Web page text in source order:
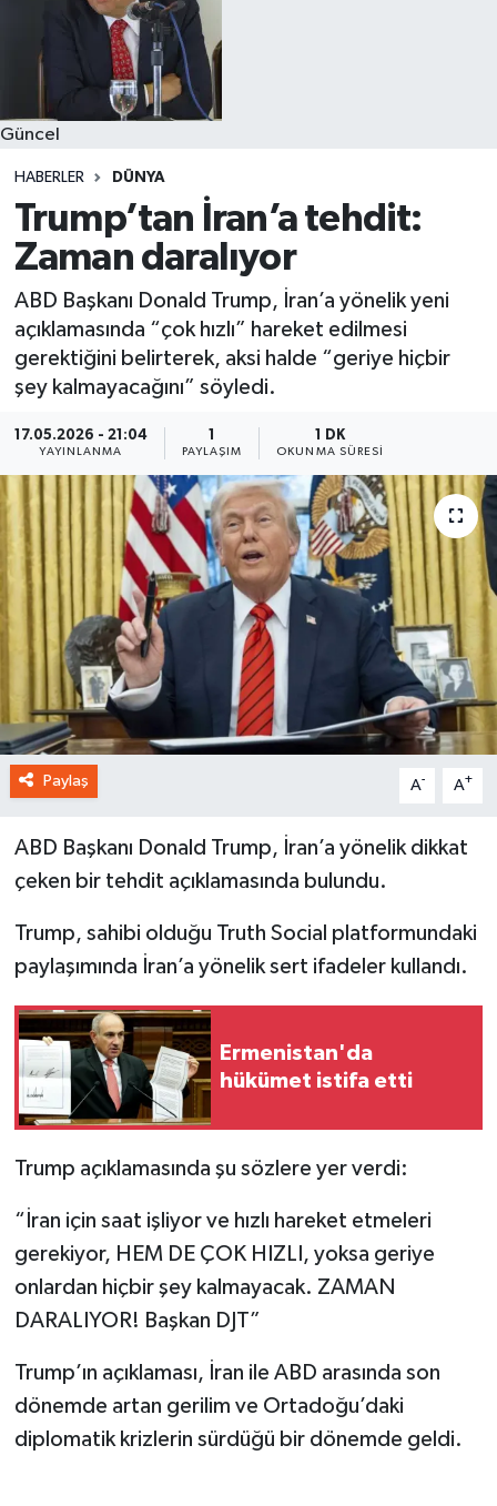
Güncel
HABERLER DÜNYA
Trump’tan İran’a tehdit:
Zaman daralıyor
ABD Başkanı Donald Trump, İran’a yönelik yeni
açıklamasında “çok hızlı” hareket edilmesi
gerektiğini belirterek, aksi halde “geriye hiçbir
şey kalmayacağını” söyledi.
17.05.2026 - 21:04
YAYINLANMA
1
PAYLAŞIM
1 DK
OKUNMA SÜRESI
Paylaş A- A+
ABD Başkanı Donald Trump, İran’a yönelik dikkat
çeken bir tehdit açıklamasında bulundu.
Trump, sahibi olduğu Truth Social platformundaki
paylaşımında İran’a yönelik sert ifadeler kullandı.
Ermenistan'da
hükümet istifa etti
Trump açıklamasında şu sözlere yer verdi:
“İran için saat işliyor ve hızlı hareket etmeleri
gerekiyor, HEM DE ÇOK HIZLI, yoksa geriye
onlardan hiçbir şey kalmayacak. ZAMAN
DARALIYOR! Başkan DJT”
Trump’ın açıklaması, İran ile ABD arasında son
dönemde artan gerilim ve Ortadoğu’daki
diplomatik krizlerin sürdüğü bir dönemde geldi.